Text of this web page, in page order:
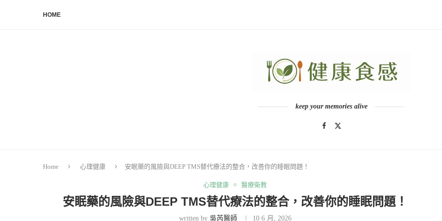
HOME
keep your memories alive
Home 心理健康 安眠藥的風險與DEEP TMS替代療法的整合，改善你的睡眠問題！
心理健康 醫療衛教
安眠藥的風險與DEEP TMS替代療法的整合，改善你的睡眠問題！
written by 吳芮醫師 10 6 月, 2026